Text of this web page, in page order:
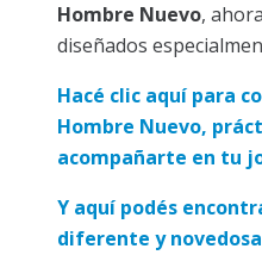
Hombre Nuevo,
diseñados
Hacé clic aquí para
Hombre Nuevo,
acompañarte en tu
Y aquí podés
diferente y